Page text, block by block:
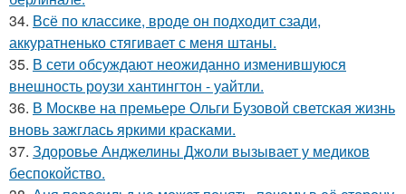
34. Всё по классике, вроде он подходит сзади,
аккуратненько стягивает с меня штаны.
35. В сети обсуждают неожиданно изменившуюся
внешность роузи хантингтон - уайтли.
36. В Москве на премьере Ольги Бузовой светская жизнь
вновь зажглась яркими красками.
37. Здоровье Анджелины Джоли вызывает у медиков
беспокойство.